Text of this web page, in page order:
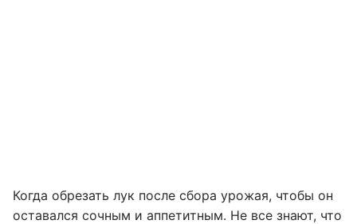
Когда обрезать лук после сбора урожая, чтобы он
оставался сочным и аппетитным. Не все знают, что